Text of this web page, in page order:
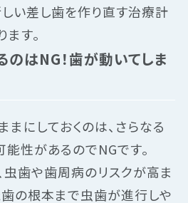
しい差し歯を作り直す治療計
す。
はNG！歯が動いてしま
にしておくのは、さらなる
性があるのでNGです。
虫歯や歯周病のリスクが高ま
歯の根本まで虫歯が進行しや